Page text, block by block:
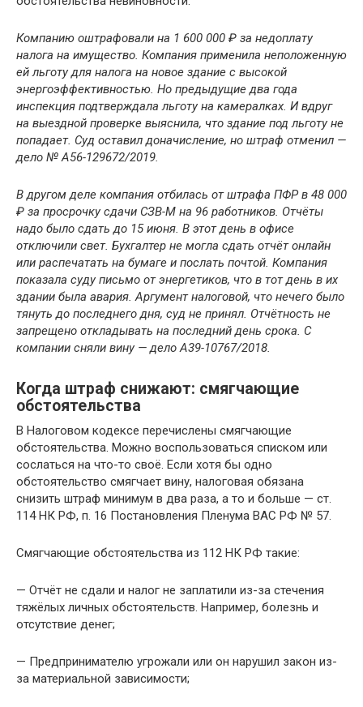
Компанию оштрафовали на 1 600 000 ₽ за недоплату
налога на имущество. Компания применила неположенную
ей льготу для налога на новое здание с высокой
энергоэффективностью. Но предыдущие два года
инспекция подтверждала льготу на камералках. И вдруг
на выездной проверке выяснила, что здание под льготу не
попадает. Суд оставил доначисление, но штраф отменил —
дело № А56-129672/2019.
В другом деле компания отбилась от штрафа ПФР в 48 000
₽ за просрочку сдачи СЗВ-М на 96 работников. Отчёты
надо было сдать до 15 июня. В этот день в офисе
отключили свет. Бухгалтер не могла сдать отчёт онлайн
или распечатать на бумаге и послать почтой. Компания
показала суду письмо от энергетиков, что в тот день в их
здании была авария. Аргумент налоговой, что нечего было
тянуть до последнего дня, суд не принял. Отчётность не
запрещено откладывать на последний день срока. С
компании сняли вину — дело А39-10767/2018.
Когда штраф снижают: смягчающие
обстоятельства
В Налоговом кодексе перечислены смягчающие
обстоятельства. Можно воспользоваться списком или
сослаться на что-то своё. Если хотя бы одно
обстоятельство смягчает вину, налоговая обязана
снизить штраф минимум в два раза, а то и больше — ст.
114 НК РФ, п. 16 Постановления Пленума ВАС РФ № 57.
Смягчающие обстоятельства из 112 НК РФ такие:
— Отчёт не сдали и налог не заплатили из-за стечения
тяжёлых личных обстоятельств. Например, болезнь и
отсутствие денег;
— Предпринимателю угрожали или он нарушил закон из-
за материальной зависимости;